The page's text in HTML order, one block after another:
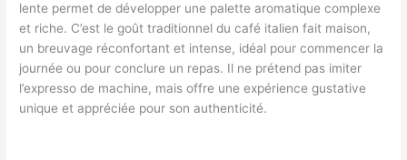
lente permet de développer une palette aromatique complexe
et riche. C’est le goût traditionnel du café italien fait maison,
un breuvage réconfortant et intense, idéal pour commencer la
journée ou pour conclure un repas. Il ne prétend pas imiter
l’expresso de machine, mais offre une expérience gustative
unique et appréciée pour son authenticité.